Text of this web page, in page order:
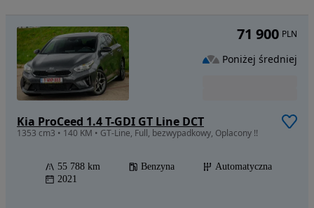
Kia ProCeed 1.4 T-GDI GT Line DCT
1353 cm3 • 140 KM • GT-Line, Full, bezwypadkowy, Oplacony !!
55 788 km Benzyna
Automatyczna
2021
71 900 PLN
Poniżej średniej